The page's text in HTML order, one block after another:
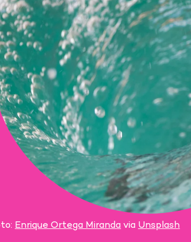
Enrique Ortega Miranda via Unsplash